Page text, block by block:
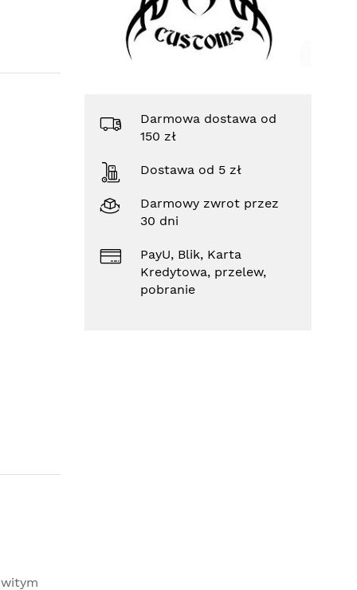
Darmowa dostawa od
150 zł
Dostawa od 5 zł
Darmowy zwrot przez
30 dni
PayU, Blik, Karta
Kredytowa, przelew,
pobranie